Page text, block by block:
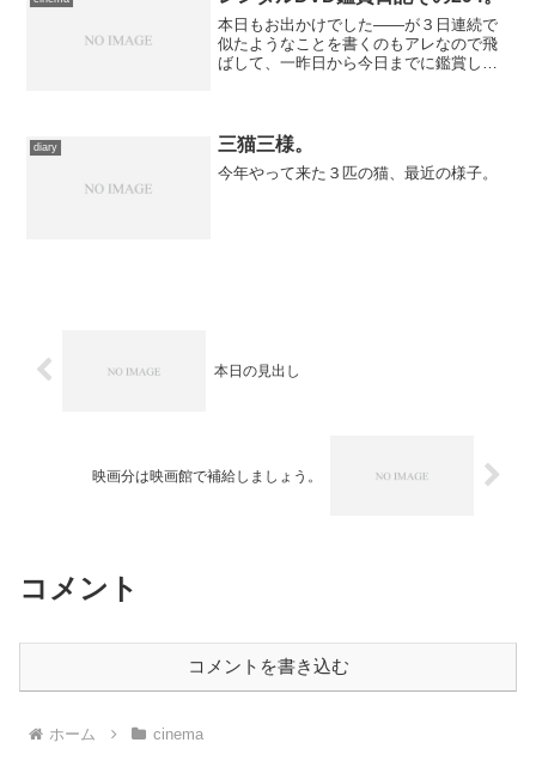
輩”でした。 Ａパート...
本日もお出かけでした――が３日連続で
似たようなことを書くのもアレなので飛
ばして、一昨日から今日までに鑑賞した
――ではなく、返却期限ま...
diary 三猫三様。
今年やって来た３匹の猫、最近の様子。
本日の見出し
映画分は映画館で補給しましょう。
コメント
コメントを書き込む
ホーム cinema